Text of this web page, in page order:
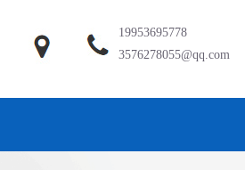
19953695778
3576278055@qq.com